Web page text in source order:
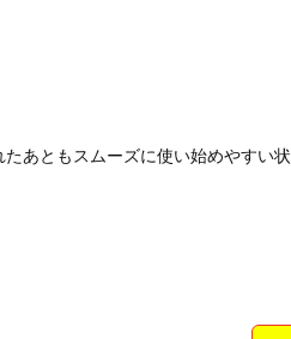
あともスムーズに使い始めやすい